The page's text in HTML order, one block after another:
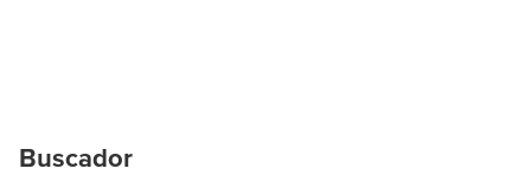
Buscador